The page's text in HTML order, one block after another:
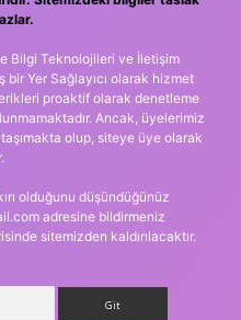
Bilgi Teknolojileri ve İletişim
bir Yer Sağlayıcı olarak hizmet
proaktif olarak denetleme
Ancak, üyelerimiz
olup, siteye üye olarak
olduğunu düşündüğünüz
adresine bildirmeniz
sitemizden kaldırılacaktır.